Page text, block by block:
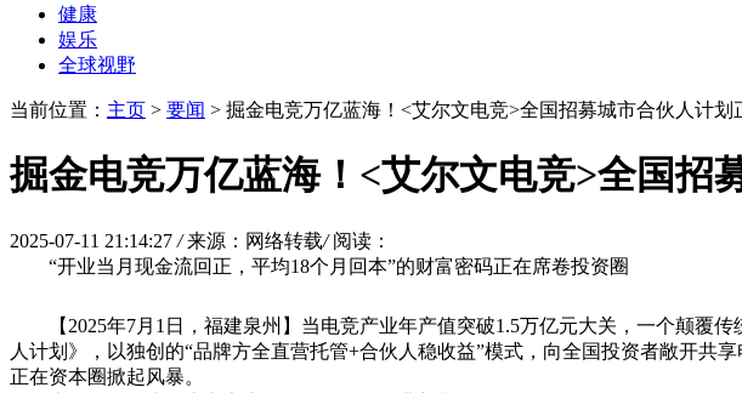
健康
娱乐
全球视野
当前位置： 主页 > 要闻 > 掘金电竞万亿蓝海！<艾尔文电竞>全国招募城市合伙人计划
掘金电竞万亿蓝海！<艾尔文电竞>全国招
2025-07-11 21:14:27 / 来源：网络转载/ 阅读：
“开业当月现金流回正，平均18个月回本”的财富密码正在席卷投资圈
【2025年7月1日，福建泉州】当电竞产业年产值突破1.5万亿元大关，一个颠
人计划》，以独创的“品牌方全直营托管+合伙人稳收益”模式，向全国投资者敞开共
正在资本圈掀起风暴。